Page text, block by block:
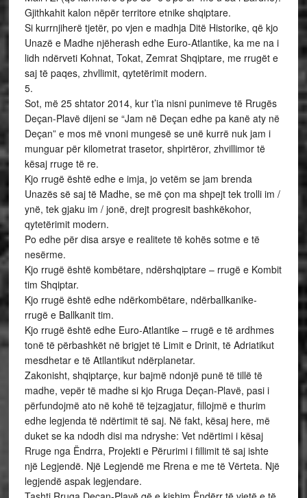
Gjithkahit kalon nëpër territore etnike shqiptare.
Si kurrnjiherë tjetër, po vjen e madhja Ditë Historike, që kjo
Unazë e Madhe njëherash edhe Euro-Atlantike, ka me na i
lidh ndërveti Kohnat, Tokat, Zemrat Shqiptare, me rrugët e
saj të paqes, zhvllimit, qytetërimit modern.
5.
Sot, më 25 shtator 2014, kur t’ia nisni punimeve të Rrugës
Deçan-Plavë dijeni se “Jam në Deçan edhe pa kanë aty në
Deçan” e mos më vnoni mungesë se unë kurrë nuk jam i
munguar për kilometrat trasetor, shpirtëror, zhvillimor të
kësaj rruge të re.
Kjo rrugë është edhe e imja, jo vetëm se jam brenda
Unazës së saj të Madhe, se më çon ma shpejt tek trolli im /
ynë, tek gjaku im / jonë, drejt progresit bashkëkohor,
qytetërimit modern.
Po edhe për disa arsye e realitete të kohës sotme e të
nesërme.
Kjo rrugë është kombëtare, ndërshqiptare – rrugë e Kombit
tim Shqiptar.
Kjo rrugë është edhe ndërkombëtare, ndërballkanike-
rrugë e Ballkanit tim.
Kjo rrugë është edhe Euro-Atlantike – rrugë e të ardhmes
tonë të përbashkët në brigjet të Limit e Drinit, të Adriatikut
mesdhetar e të Atllantikut ndërplanetar.
Zakonisht, shqiptarçe, kur bajmë ndonjë punë të tillë të
madhe, vepër të madhe si kjo Rruga Deçan-Plavë, pasi i
përfundojmë ato në kohë të tejzagjatur, fillojmë e thurim
edhe legjenda të ndërtimit të saj. Në fakt, kësaj here, më
duket se ka ndodh disi ma ndryshe: Vet ndërtimi i kësaj
Rruge nga Ëndrra, Projekti e Përurimi i fillimit të saj ishte
një Legjendë. Një Legjendë me Rrena e me të Vërteta. Një
legjendë aspak legjendare.